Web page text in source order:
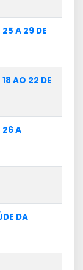
25 A 29 DE
AO 22 DE
26 A
DA